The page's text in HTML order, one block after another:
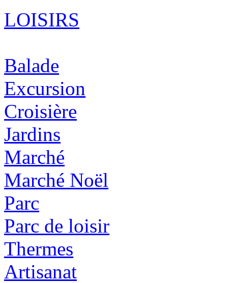
LOISIRS
Balade
Excursion
Croisière
Jardins
Marché
Marché Noël
Parc
Parc de loisir
Thermes
Artisanat